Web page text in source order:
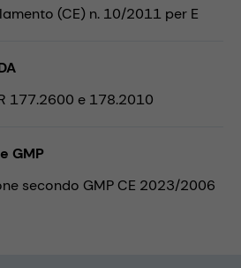
(CE) n. 10/2011 per E
177.2600 e 178.2010
GMP
secondo GMP CE 2023/2006